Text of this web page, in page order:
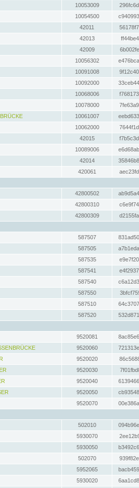
10053009
10054500
42011
42013
42009
10056302
10091008
10092000
10068006
10078000
10061007
10062000
42015
10089006
42014
420061
42800502
42800310
42800309
587507
587505
587535
587541
587540
587550
587510
587520
9520081
9520060
9520020
9520030
9520040
9520050
9520070
502010
5930070
5930050
502070
5952065
5930020